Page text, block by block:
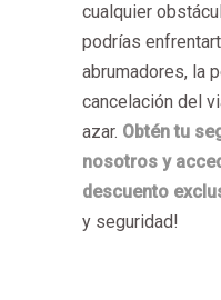
cualquier
podrías
abrumadores, la
cancelación del
azar. Obtén tu
nosotros y
descuento
y seguridad!